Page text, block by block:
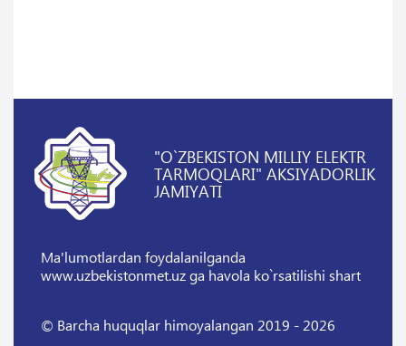
"O`ZBEKISTON MILLIY ELEKTR
TARMOQLARI" AKSIYADORLIK
JAMIYATI
Ma'lumotlardan foydalanilganda
www.uzbekistonmet.uz ga havola ko`rsatilishi shart
© Barcha huquqlar himoyalangan 2019 - 2026